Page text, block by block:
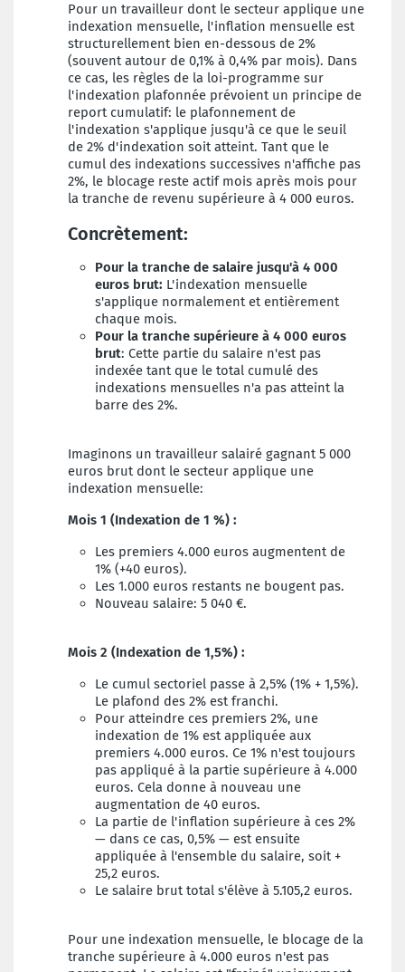
Pour un travailleur dont le secteur applique une
indexation mensuelle, l'inflation mensuelle est
structurellement bien en-dessous de 2%
(souvent autour de 0,1% à 0,4% par mois). Dans
ce cas, les règles de la loi-programme sur
l'indexation plafonnée prévoient un principe de
report cumulatif: le plafonnement de
l'indexation s'applique jusqu'à ce que le seuil
de 2% d'indexation soit atteint. Tant que le
cumul des indexations successives n'affiche pas
2%, le blocage reste actif mois après mois pour
la tranche de revenu supérieure à 4 000 euros.
Concrètement:
Pour la tranche de salaire jusqu'à 4 000
euros brut: L'indexation mensuelle
s'applique normalement et entièrement
chaque mois.
Pour la tranche supérieure à 4 000 euros
brut: Cette partie du salaire n'est pas
indexée tant que le total cumulé des
indexations mensuelles n'a pas atteint la
barre des 2%.
Imaginons un travailleur salairé gagnant 5 000
euros brut dont le secteur applique une
indexation mensuelle:
Mois 1 (Indexation de 1 %) :
Les premiers 4.000 euros augmentent de
1% (+40 euros).
Les 1.000 euros restants ne bougent pas.
Nouveau salaire: 5 040 €.
Mois 2 (Indexation de 1,5%) :
Le cumul sectoriel passe à 2,5% (1% + 1,5%).
Le plafond des 2% est franchi.
Pour atteindre ces premiers 2%, une
indexation de 1% est appliquée aux
premiers 4.000 euros. Ce 1% n'est toujours
pas appliqué à la partie supérieure à 4.000
euros. Cela donne à nouveau une
augmentation de 40 euros.
La partie de l'inflation supérieure à ces 2%
— dans ce cas, 0,5% — est ensuite
appliquée à l'ensemble du salaire, soit +
25,2 euros.
Le salaire brut total s'élève à 5.105,2 euros.
Pour une indexation mensuelle, le blocage de la
tranche supérieure à 4.000 euros n'est pas